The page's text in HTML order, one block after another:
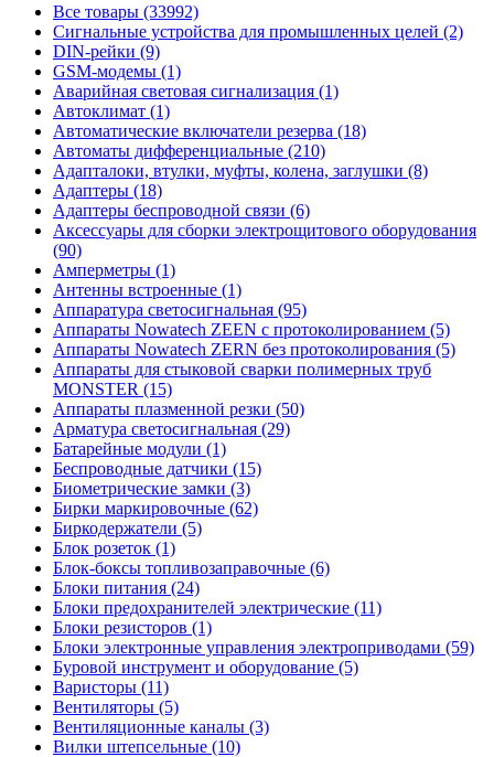
Все товары (33992)
Cигнальные устройства для промышленных целей (2)
DIN-рейки (9)
GSM-модемы (1)
Аварийная световая сигнализация (1)
Автоклимат (1)
Автоматические включатели резерва (18)
Автоматы дифференциальные (210)
Адапталоки, втулки, муфты, колена, заглушки (8)
Адаптеры (18)
Адаптеры беспроводной связи (6)
Аксессуары для сборки электрощитового оборудования
(90)
Амперметры (1)
Антенны встроенные (1)
Аппаратура светосигнальная (95)
Аппараты Nowatech ZEEN c протоколированием (5)
Аппараты Nowatech ZERN без протоколирования (5)
Аппараты для стыковой сварки полимерных труб
MONSTER (15)
Аппараты плазменной резки (50)
Арматура светосигнальная (29)
Батарейные модули (1)
Беспроводные датчики (15)
Биометрические замки (3)
Бирки маркировочные (62)
Биркодержатели (5)
Блок розеток (1)
Блок-боксы топливозаправочные (6)
Блоки питания (24)
Блоки предохранителей электрические (11)
Блоки резисторов (1)
Блоки электронные управления электроприводами (59)
Буровой инструмент и оборудование (5)
Варисторы (11)
Вентиляторы (5)
Вентиляционные каналы (3)
Вилки штепсельные (10)